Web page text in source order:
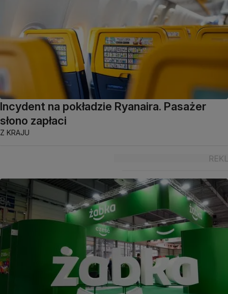
Incydent na pokładzie Ryanaira. Pasażer
słono zapłaci
Z KRAJU